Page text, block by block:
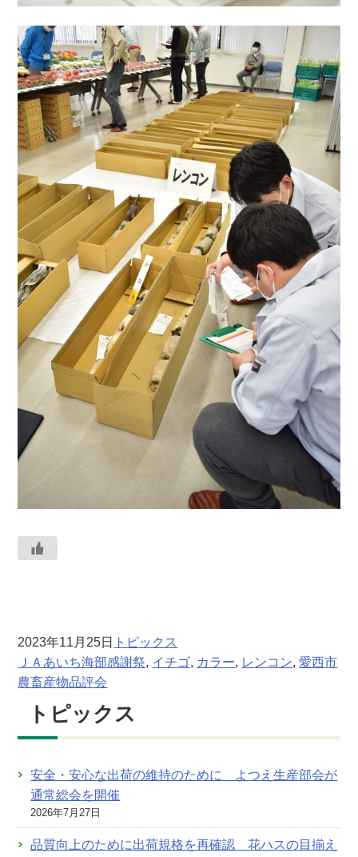
2023年11月25日 トピックス
ＪＡあいち海部感謝祭, イチゴ, カラー, レンコン, 愛西市
農畜産物品評会
トピックス
安全・安心な出荷の維持のために よつえ生産部会が
通常総会を開催
2026年7月27日
品質向上のために出荷規格を再確認 花ハスの目揃え